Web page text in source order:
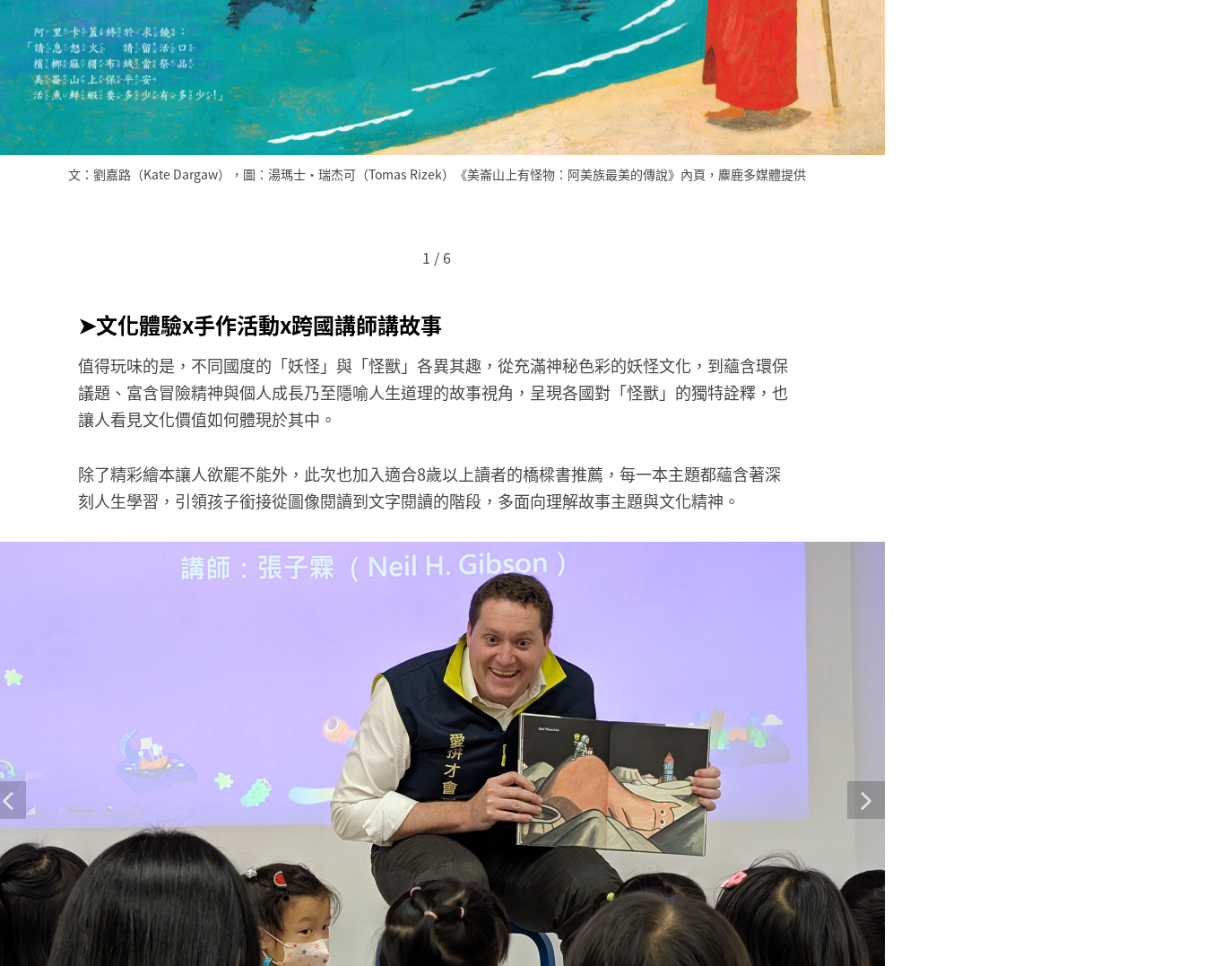
文：劉嘉路（Kate Dargaw），圖：湯瑪士‧瑞杰可（Tomas Rizek）《美崙山上有怪物：阿美族最美的傳說》內頁，麋鹿多媒體提供
1 / 6
➤文化體驗x手作活動x跨國講師講故事
值得玩味的是，不同國度的「妖怪」與「怪獸」各異其趣，從充滿神秘色彩的妖怪文化，到蘊含環保
議題、富含冒險精神與個人成長乃至隱喻人生道理的故事視角，呈現各國對「怪獸」的獨特詮釋，也
讓人看見文化價值如何體現於其中。
除了精彩繪本讓人欲罷不能外，此次也加入適合8歲以上讀者的橋樑書推薦，每一本主題都蘊含著深
刻人生學習，引領孩子銜接從圖像閱讀到文字閱讀的階段，多面向理解故事主題與文化精神。